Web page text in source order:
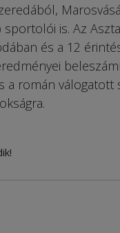
is. Az
és a 12
a román válogatott